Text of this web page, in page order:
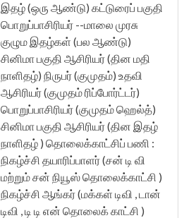
இதழ் (ஒரு ஆண்டு) கட்டுரைப் பகுதி
பொறுப்பாசிரியர் --மாலை முரசு
குழும இதழ்கள் (பல ஆண்டு)
சினிமா பகுதி ஆசிரியர் (தின மதி
நாளிதழ்) நிருபர் (குமுதம்) உதவி
ஆசிரியர் (குமுதம் ரிப்போர்ட்டர்)
பொறுப்பாசிரியர் (குமுதம் ஹெல்த்)
சினிமா பகுதி ஆசிரியர் (தின இதழ்
நாளிதழ் ) தொலைக்காட்சிப் பணி :
நிகழ்ச்சி தயாரிப்பாளர் (சன் டி வி
மற்றும் சன் நியூஸ் தொலைக்காட்சி )
நிகழ்ச்சி ஆங்கர் (மக்கள் டிவி , டான்
டிவி , டி டி என் தொலைக் காட்சி )